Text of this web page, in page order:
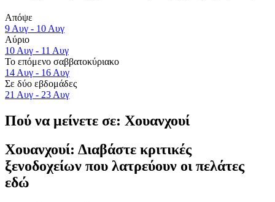
Απόψε
9 Αυγ - 10 Αυγ
Αύριο
10 Αυγ - 11 Αυγ
Το επόμενο σαββατοκύριακο
14 Αυγ - 16 Αυγ
Σε δύο εβδομάδες
21 Αυγ - 23 Αυγ
Πού να μείνετε σε: Χουανχουί
Χουανχουί: Διαβάστε κριτικές
ξενοδοχείων που λατρεύουν οι πελάτες
εδώ